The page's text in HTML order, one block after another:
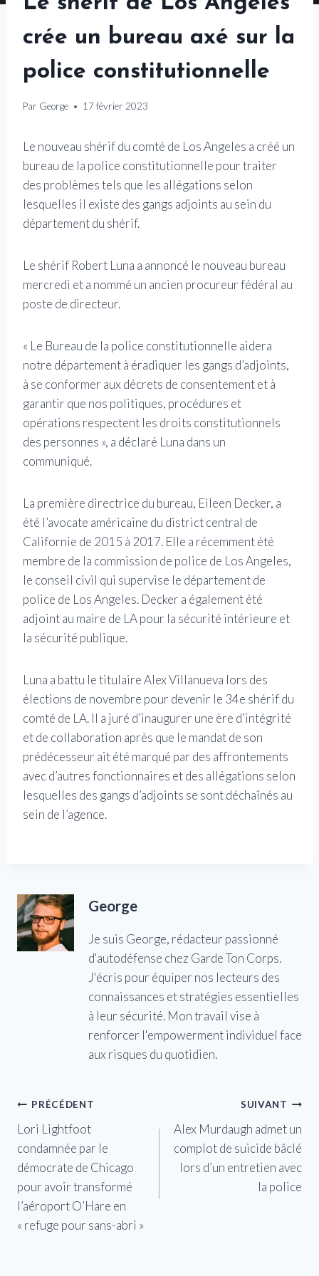
crée un bureau axé sur la
police constitutionnelle
Par George 17 février 2023
Le nouveau shérif du comté de Los Angeles a créé un
bureau de la police constitutionnelle pour traiter
des problèmes tels que les allégations selon
lesquelles il existe des gangs adjoints au sein du
département du shérif.
Le shérif Robert Luna a annoncé le nouveau bureau
mercredi et a nommé un ancien procureur fédéral au
poste de directeur.
« Le Bureau de la police constitutionnelle aidera
notre département à éradiquer les gangs d’adjoints,
à se conformer aux décrets de consentement et à
garantir que nos politiques, procédures et
opérations respectent les droits constitutionnels
des personnes », a déclaré Luna dans un
communiqué.
La première directrice du bureau, Eileen Decker, a
été l’avocate américaine du district central de
Californie de 2015 à 2017. Elle a récemment été
membre de la commission de police de Los Angeles,
le conseil civil qui supervise le département de
police de Los Angeles. Decker a également été
adjoint au maire de LA pour la sécurité intérieure et
la sécurité publique.
Luna a battu le titulaire Alex Villanueva lors des
élections de novembre pour devenir le 34e shérif du
comté de LA. Il a juré d’inaugurer une ère d’intégrité
et de collaboration après que le mandat de son
prédécesseur ait été marqué par des affrontements
avec d’autres fonctionnaires et des allégations selon
lesquelles des gangs d’adjoints se sont déchaînés au
sein de l’agence.
George
Je suis George, rédacteur passionné
d'autodéfense chez Garde Ton Corps.
J'écris pour équiper nos lecteurs des
connaissances et stratégies essentielles
à leur sécurité. Mon travail vise à
renforcer l'empowerment individuel face
aux risques du quotidien.
Navigation
de
l’article
PRÉCÉDENT
Lori Lightfoot
condamnée par le
démocrate de Chicago
pour avoir transformé
l’aéroport O’Hare en
« refuge pour sans-abri »
SUIVANT
Alex Murdaugh admet un
complot de suicide bâclé
lors d’un entretien avec
la police